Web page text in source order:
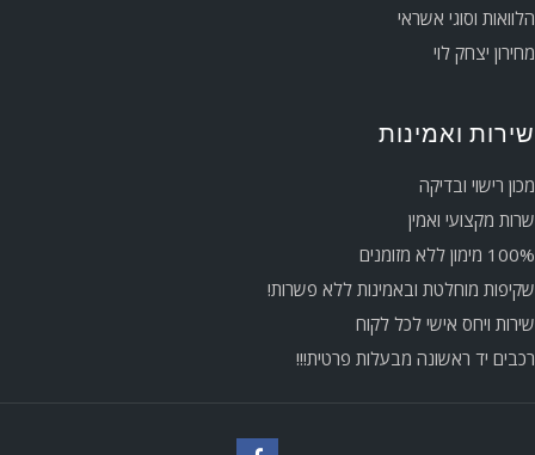
הלוואות וסוגי אשראי
מחירון יצחק לוי
שירות ואמינות
מכון רישוי ובדיקה
שרות מקצועי ואמין
100% מימון ללא מזומנים
שקיפות מוחלטת ובאמינות ללא פשרות!
שירות ויחס אישי לכל לקוח
רכבים יד ראשונה מבעלות פרטית!!!